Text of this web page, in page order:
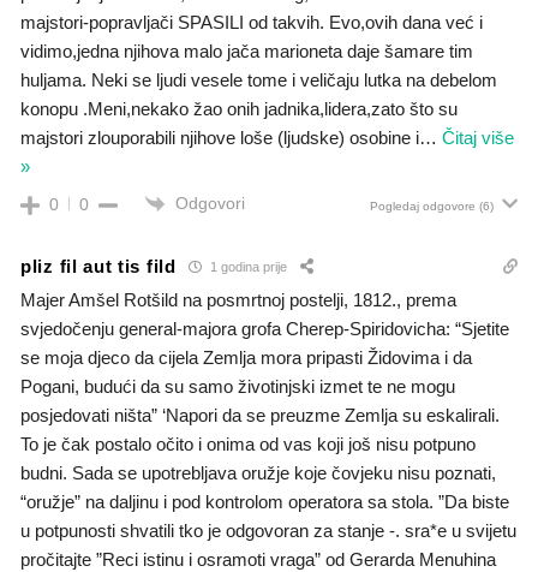
majstori-popravljači SPASILI od takvih. Evo,ovih dana već i
vidimo,jedna njihova malo jača marioneta daje šamare tim
huljama. Neki se ljudi vesele tome i veličaju lutka na debelom
konopu .Meni,nekako žao onih jadnika,lidera,zato što su
majstori zlouporabili njihove loše (ljudske) osobine i… Čitaj više
»
0 0 Odgovori Pogledaj odgovore (6)
pliz fil aut tis fild 1 godina prije
Majer Amšel Rotšild na posmrtnoj postelji, 1812., prema
svjedočenju general-majora grofa Cherep-Spiridovicha: “Sjetite
se moja djeco da cijela Zemlja mora pripasti Židovima i da
Pogani, budući da su samo životinjski izmet te ne mogu
posjedovati ništa” ‘Napori da se preuzme Zemlja su eskalirali.
To je čak postalo očito i onima od vas koji još nisu potpuno
budni. Sada se upotrebljava oružje koje čovjeku nisu poznati,
“oružje” na daljinu i pod kontrolom operatora sa stola. ”Da biste
u potpunosti shvatili tko je odgovoran za stanje -. sra*e u svijetu
pročitajte ”Reci istinu i osramoti vraga” od Gerarda Menuhina